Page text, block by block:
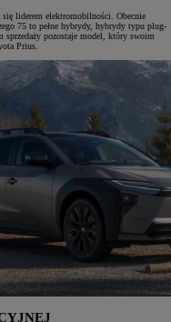
się liderem elektromobilności. Obecnie
75 to pełne hybrydy, hybrydy typu plug-
pozostaje model, który swoim
Prius.